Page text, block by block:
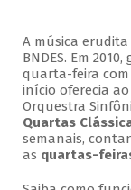
A música
BNDES. Em
quarta-feira
início oferecia
Orquestra
Quartas
semanais,
as quartas-